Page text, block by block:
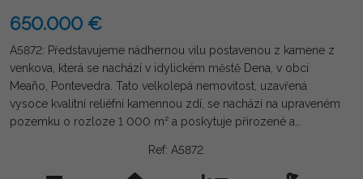
650.000 €
A5872: Představujeme nádhernou vilu postavenou z kamene z
venkova, která se nachází v idylickém městě Dena, v obci
Meaño, Pontevedra. Tato velkolepá nemovitost, uzavřená
vysoce kvalitní reliéfní kamennou zdí, se nachází na upraveném
pozemku o rozloze 1 000 m² a poskytuje přirozené a
rozloze 225 m², ve kterém se nachází velká komora s
kapacitou pro pět automobilů; přízemí 253 m² pro bydlení, kde
Ref: A5872